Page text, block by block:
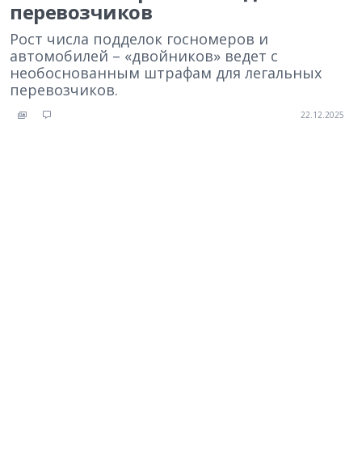
перевозчиков
Рост числа подделок госномеров и
автомобилей – «двойников» ведет с
необоснованным штрафам для легальных
перевозчиков.
22.12.2025